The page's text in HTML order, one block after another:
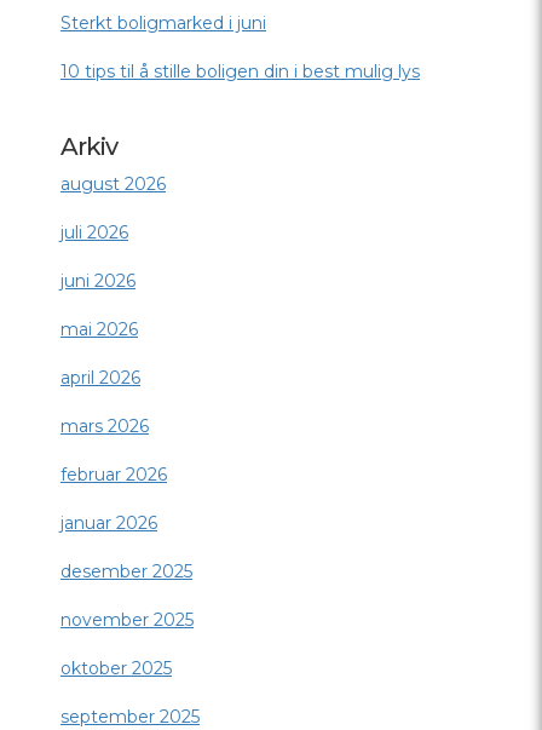
Sterkt boligmarked i juni
10 tips til å stille boligen din i best mulig lys
Arkiv
august 2026
juli 2026
juni 2026
mai 2026
april 2026
mars 2026
februar 2026
januar 2026
desember 2025
november 2025
oktober 2025
september 2025